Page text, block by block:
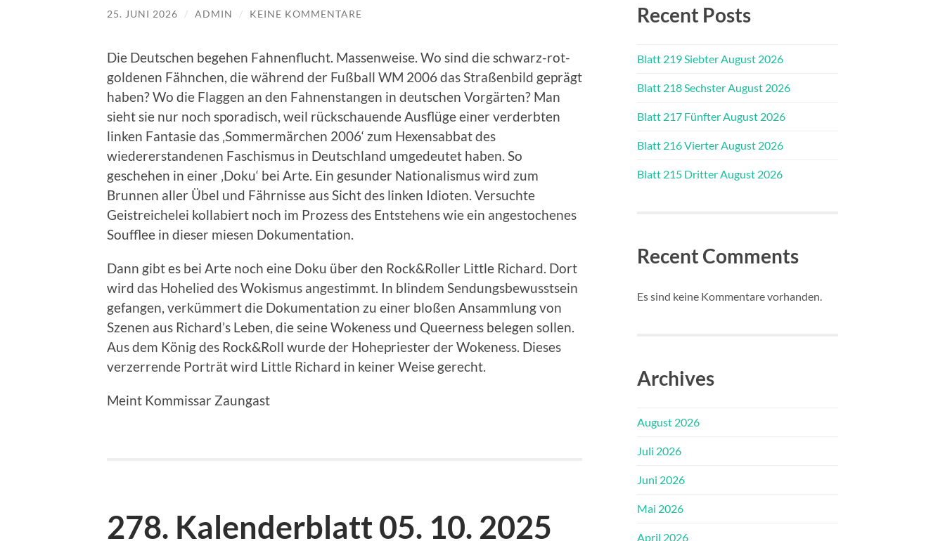
25. JUNI 2026 / ADMIN / KEINE KOMMENTARE
Die Deutschen begehen Fahnenflucht. Massenweise. Wo sind die schwarz-rot-
goldenen Fähnchen, die während der Fußball WM 2006 das Straßenbild geprägt
haben? Wo die Flaggen an den Fahnenstangen in deutschen Vorgärten? Man
sieht sie nur noch sporadisch, weil rückschauende Ausflüge einer verderbten
linken Fantasie das ‚Sommermärchen 2006‘ zum Hexensabbat des
wiedererstandenen Faschismus in Deutschland umgedeutet haben. So
geschehen in einer ‚Doku‘ bei Arte. Ein gesunder Nationalismus wird zum
Brunnen aller Übel und Fährnisse aus Sicht des linken Idioten. Versuchte
Geistreichelei kollabiert noch im Prozess des Entstehens wie ein angestochenes
Soufflee in dieser miesen Dokumentation.
Dann gibt es bei Arte noch eine Doku über den Rock&Roller Little Richard. Dort
wird das Hohelied des Wokismus angestimmt. In blindem Sendungsbewusstsein
gefangen, verkümmert die Dokumentation zu einer bloßen Ansammlung von
Szenen aus Richard’s Leben, die seine Wokeness und Queerness belegen sollen.
Aus dem König des Rock&Roll wurde der Hohepriester der Wokeness. Dieses
verzerrende Porträt wird Little Richard in keiner Weise gerecht.
Meint Kommissar Zaungast
278. Kalenderblatt 05. 10. 2025
Recent Posts
Blatt 219 Siebter August 2026
Blatt 218 Sechster August 2026
Blatt 217 Fünfter August 2026
Blatt 216 Vierter August 2026
Blatt 215 Dritter August 2026
Recent Comments
Es sind keine Kommentare vorhanden.
Archives
August 2026
Juli 2026
Juni 2026
Mai 2026
April 2026